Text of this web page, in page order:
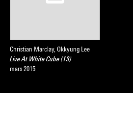
Christian Marclay, Okkyung Lee
Live At White Cube (13)
mars 2015